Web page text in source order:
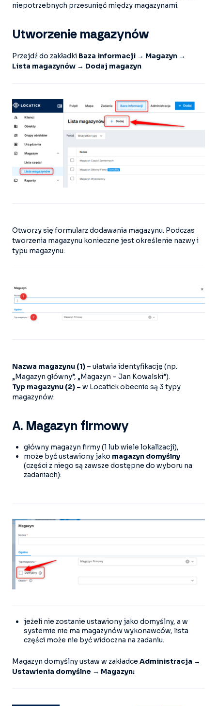
niepotrzebnych przesunięć między magazynami.
Utworzenie magazynów
Przejdź do zakładki Baza informacji → Magazyn →
Lista magazynów → Dodaj magazyn
Otworzy się formularz dodawania magazynu. Podczas
tworzenia magazynu konieczne jest określenie nazwy i
typu magazynu:
Nazwa magazynu (1) – ułatwia identyfikację (np.
„Magazyn główny”, „Magazyn – Jan Kowalski”).
Typ magazynu (2) – w Locatick obecnie są 3 typy
magazynów:
A. Magazyn firmowy
główny magazyn firmy (1 lub wiele lokalizacji),
może być ustawiony jako magazyn domyślny
(części z niego są zawsze dostępne do wyboru na
zadaniach):
jeżeli nie zostanie ustawiony jako domyślny, a w
systemie nie ma magazynów wykonawców, lista
części może nie być widoczna na zadaniu.
Magazyn domyślny ustaw w zakładce Administracja →
Ustawienia domyślne → Magazyn: